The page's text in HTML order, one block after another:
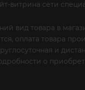
витрина сети
вид товара в
оплата товара
и
о